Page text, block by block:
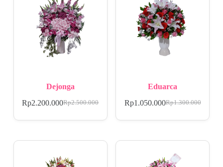
Dejonga
Rp2.500.000
Rp2.200.000
Eduarca
Rp1.300.000
Rp1.050.000